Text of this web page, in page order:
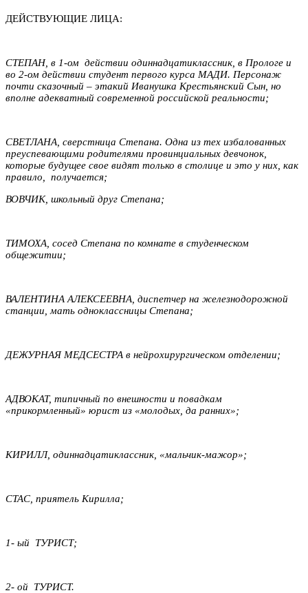
ДЕЙСТВУЮЩИЕ ЛИЦА:
СТЕПАН, в 1-ом действии одиннадцатиклассник, в Прологе и
во 2-ом действии студент первого курса МАДИ. Персонаж
почти сказочный – этакий Иванушка Крестьянский Сын, но
вполне адекватный современной российской реальности;
СВЕТЛАНА, сверстница Степана. Одна из тех избалованных
преуспевающими родителями провинциальных девчонок,
которые будущее свое видят только в столице и это у них, как
правило, получается;
ВОВЧИК, школьный друг Степана;
ТИМОХА, сосед Степана по комнате в студенческом
общежитии;
ВАЛЕНТИНА АЛЕКСЕЕВНА, диспетчер на железнодорожной
станции, мать одноклассницы Степана;
ДЕЖУРНАЯ МЕДСЕСТРА в нейрохирургическом отделении;
АДВОКАТ, типичный по внешности и повадкам
«прикормленный» юрист из «молодых, да ранних»;
КИРИЛЛ, одиннадцатиклассник, «мальчик-мажор»;
СТАС, приятель Кирилла;
1- ый ТУРИСТ;
2- ой ТУРИСТ.